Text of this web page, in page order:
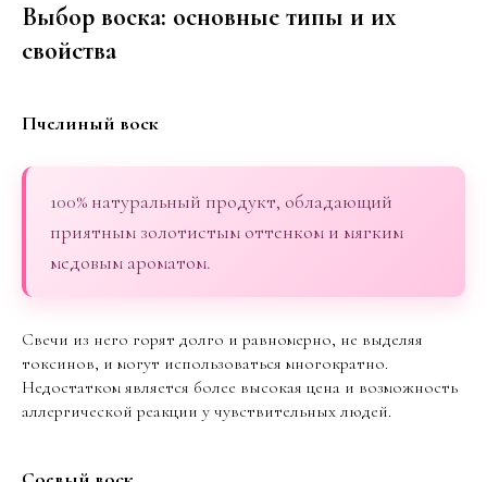
Выбор воска: основные типы и их
свойства
Пчелиный воск
100% натуральный продукт, обладающий
приятным золотистым оттенком и мягким
медовым ароматом.
Свечи из него горят долго и равномерно, не выделяя
токсинов, и могут использоваться многократно.
Недостатком является более высокая цена и возможность
аллергической реакции у чувствительных людей.